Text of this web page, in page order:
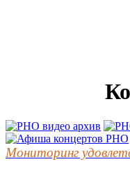
Мониторинг